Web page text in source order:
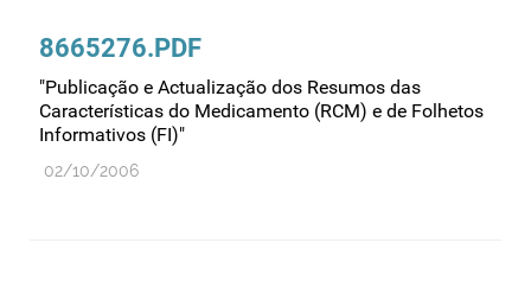
Tecnologias da saúde
Utilização
Vigilância de cosméticos
Vigilância de dispositivos médicos
8665276.PDF
"Publicação e Actualização dos Resumos das
Características do Medicamento (RCM) e de Folhetos
Informativos (FI)"
02/10/2006